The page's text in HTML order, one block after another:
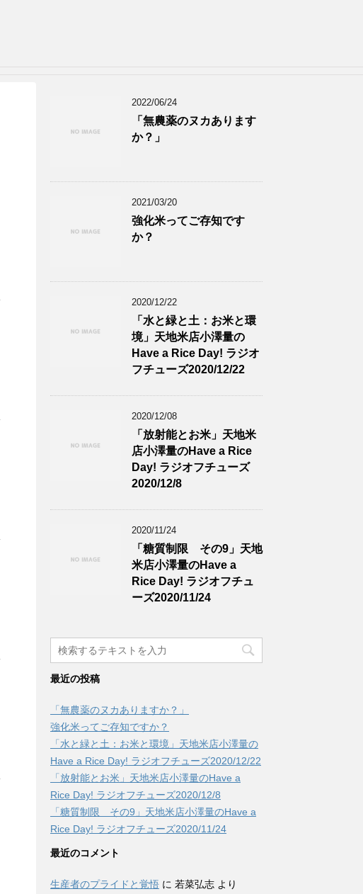
2022/06/24
「無農薬のヌカあります
か？」
2021/03/20
強化米ってご存知です
か？
2020/12/22
「水と緑と土：お米と環
境」天地米店小澤量の
Have a Rice Day! ラジオ
フチューズ2020/12/22
2020/12/08
「放射能とお米」天地米
店小澤量のHave a Rice
Day! ラジオフチューズ
2020/12/8
2020/11/24
「糖質制限 その9」天地
米店小澤量のHave a
Rice Day! ラジオフチュ
ーズ2020/11/24
最近の投稿
「無農薬のヌカありますか？」
強化米ってご存知ですか？
「水と緑と土：お米と環境」天地米店小澤量の
Have a Rice Day! ラジオフチューズ2020/12/22
「放射能とお米」天地米店小澤量のHave a
Rice Day! ラジオフチューズ2020/12/8
「糖質制限 その9」天地米店小澤量のHave a
Rice Day! ラジオフチューズ2020/11/24
最近のコメント
生産者のプライドと覚悟 に 若菜弘志 より